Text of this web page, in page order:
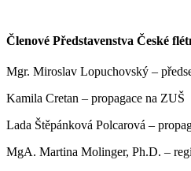
Členové Představenstva České
Mgr. Miroslav Lopuchovský –
Kamila Cretan – propagace na ZUŠ
Lada Štěpánková Polcarová –
MgA. Martina Molinger, Ph.D. –